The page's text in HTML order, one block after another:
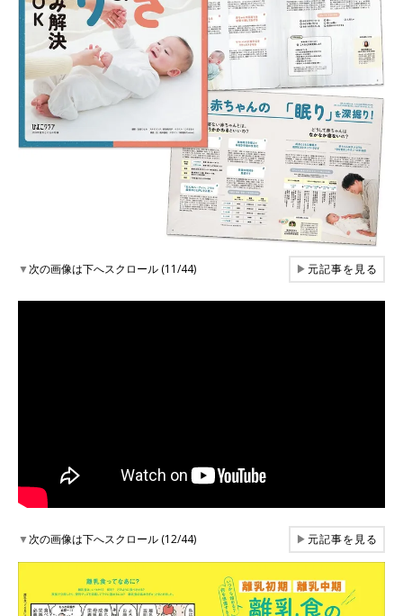
▼次の画像は下へスクロール (11/44) ▶元記事を見る
▼次の画像は下へスクロール (12/44) ▶元記事を見る